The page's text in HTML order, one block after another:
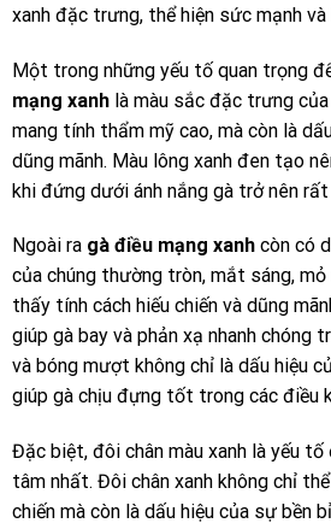
xanh đặc trưng, thể hiện sức mạnh
Một trong những yếu tố quan trọng
mạng xanh là màu sắc đặc trưng của
mang tính thẩm mỹ cao, mà còn là
dũng mãnh. Màu lông xanh đen tạo
khi đứng dưới ánh nắng gà trở nên
Ngoài ra gà điều mạng xanh còn có
của chúng thường tròn, mắt sáng, mỏ
thấy tính cách hiếu chiến và dũng
giúp gà bay và phản xạ nhanh chóng
và bóng mượt không chỉ là dấu hiệu
giúp gà chịu đựng tốt trong các điều
Đặc biệt, đôi chân màu xanh là yếu
tâm nhất. Đôi chân xanh không chỉ
chiến mà còn là dấu hiệu của sự bền